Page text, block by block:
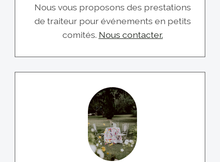
Nous vous proposons des prestations
de traiteur pour événements en petits
comités. Nous contacter.